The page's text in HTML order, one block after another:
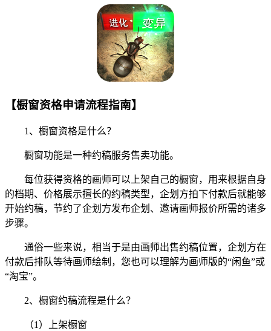
【橱窗资格申请流程指南】
1、橱窗资格是什么？
橱窗功能是一种约稿服务售卖功能。
每位获得资格的画师可以上架自己的橱窗，用来根据自身
的档期、价格展示擅长的约稿类型，企划方拍下付款后就能够
开始约稿，节约了企划方发布企划、邀请画师报价所需的诸多
步骤。
通俗一些来说，相当于是由画师出售约稿位置，企划方在
付款后排队等待画师绘制，您也可以理解为画师版的“闲鱼”或
“淘宝”。
2、橱窗约稿流程是什么？
（1）上架橱窗